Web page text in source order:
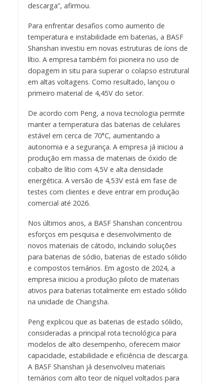
descarga”, afirmou.
Para enfrentar desafios como aumento de
temperatura e instabilidade em baterias, a BASF
Shanshan investiu em novas estruturas de íons de
lítio. A empresa também foi pioneira no uso de
dopagem in situ para superar o colapso estrutural
em altas voltagens. Como resultado, lançou o
primeiro material de 4,45V do setor.
De acordo com Peng, a nova tecnologia permite
manter a temperatura das baterias de celulares
estável em cerca de 70°C, aumentando a
autonomia e a segurança. A empresa já iniciou a
produção em massa de materiais de óxido de
cobalto de lítio com 4,5V e alta densidade
energética. A versão de 4,53V está em fase de
testes com clientes e deve entrar em produção
comercial até 2026.
Nos últimos anos, a BASF Shanshan concentrou
esforços em pesquisa e desenvolvimento de
novos materiais de cátodo, incluindo soluções
para baterias de sódio, baterias de estado sólido
e compostos ternários. Em agosto de 2024, a
empresa iniciou a produção piloto de materiais
ativos para baterias totalmente em estado sólido
na unidade de Changsha.
Peng explicou que as baterias de estado sólido,
consideradas a principal rota tecnológica para
modelos de alto desempenho, oferecem maior
capacidade, estabilidade e eficiência de descarga.
A BASF Shanshan já desenvolveu materiais
ternários com alto teor de níquel voltados para